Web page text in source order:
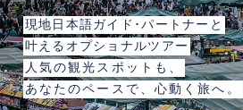
マラケシュ
現地日本語ガイド･パートナーと
叶えるオプショナルツアー
人気の観光スポットも、
あなたのペースで、心動く旅へ。